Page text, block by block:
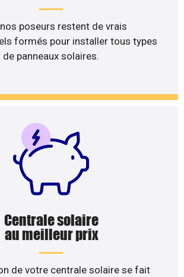
poseurs restent de vrais
formés pour installer tous types
de panneaux solaires.
Centrale solaire
au meilleur prix
de votre centrale solaire se fait